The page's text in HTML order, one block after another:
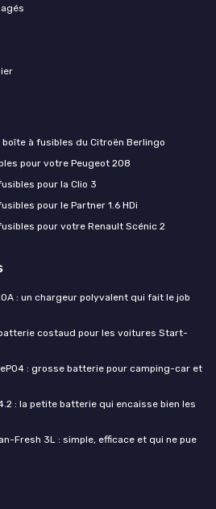
à fusibles du Citroën Berlingo
pour votre Peugeot 208
pour la Clio 3
pour le Partner 1.6 HDi
pour votre Renault Scénic 2
: un chargeur polyvalent qui fait le job
batterie costaud pour les voitures Start-
: grosse batterie pour camping-car et
: la petite batterie qui encaisse bien les
Fresh 3L : simple, efficace et qui ne pue